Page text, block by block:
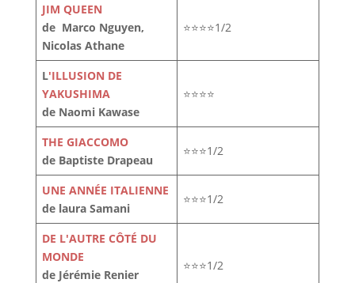
JIM QUEEN
de Marco Nguyen,
Nicolas Athane
⭐⭐⭐⭐1/2
L'ILLUSION DE
YAKUSHIMA
de Naomi Kawase
⭐⭐⭐⭐
THE GIACCOMO
de Baptiste Drapeau
⭐⭐⭐1/2
UNE ANNÉE ITALIENNE
de laura Samani
⭐⭐⭐1/2
DE L'AUTRE CÔTÉ DU
MONDE
de Jérémie Renier
⭐⭐⭐1/2